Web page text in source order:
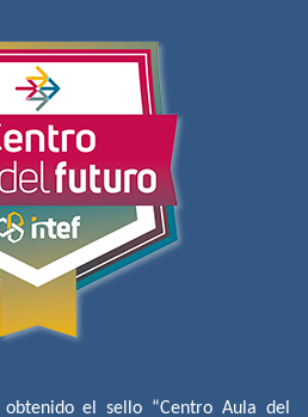
el sello “Centro Aula del